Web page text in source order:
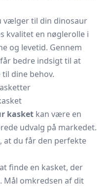
vælger til din dinosaur
kvalitet en nøglerolle i
og levetid. Gennem
bedre indsigt til at
dine behov.
kasket kan være en
udvalg på markedet.
at du får den perfekte
finde en kasket, der
Mål omkredsen af dit